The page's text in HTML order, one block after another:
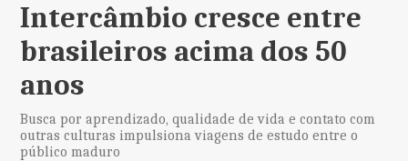
Intercâmbio cresce entre
brasileiros acima dos 50
anos
Busca por aprendizado, qualidade de vida e contato com
outras culturas impulsiona viagens de estudo entre o
público maduro